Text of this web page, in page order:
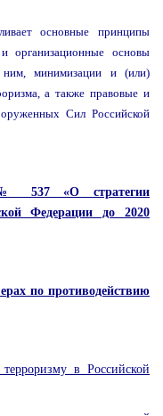
основные принципы
организационные основы
минимизации и (или)
а также правовые и
Сил Российской
№ 537 «О стратегии
Федерации до 2020
по противодействию
в Российской